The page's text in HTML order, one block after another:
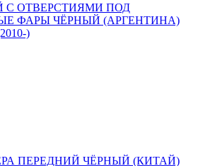
С ОТВЕРСТИЯМИ ПОД
ФАРЫ ЧЁРНЫЙ (АРГЕНТИНА)
)